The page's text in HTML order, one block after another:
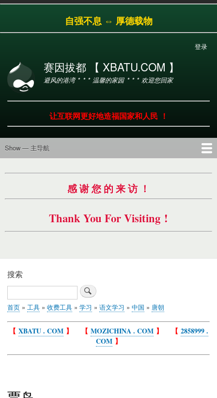
转
到
内
容
自强不息 ⇔ 厚德载物
户
登录
赛因拔都 【 XBATU.COM 】
避风的港湾 * * * 温馨的家园 * * * 欢迎您回家
让互联网更好地造福国家和人民 ！
主
航
Show — 主导航
感 谢 您 的 来 访 ！
Thank You For Visiting !
搜索
搜
索
面
包
屑
首页 工具 收费工具 学习 语文学习 中国 唐朝
【 XBATU . COM】 【 MOZICHINA . COM】 【 2858999 .
COM】